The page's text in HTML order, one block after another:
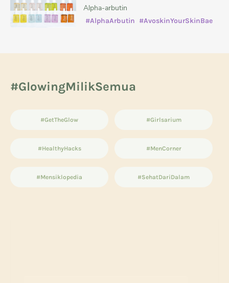
Jerawat, Kusam, dan Masalah Kulit
Lainnya
Alpha-arbutin
#AlphaArbutin #AvoskinYourSkinBae
#GlowingMilikSemua
#GetTheGlow #Girlsarium
#HealthyHacks #MenCorner
#Mensiklopedia #SehatDariDalam